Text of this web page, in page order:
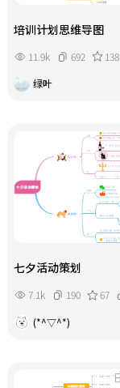
培训计划思维导图
11.9k 692 138
绿叶
七夕活动策划
7.1k 190 67
(*^▽^*)